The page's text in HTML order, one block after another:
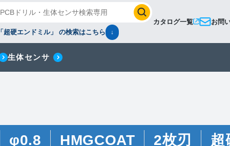
カタログ一覧 お問
「超硬エンドミル」 の検索はこちら ↓
生体センサ
φ0.8 HMGCOAT 2枚刃 超